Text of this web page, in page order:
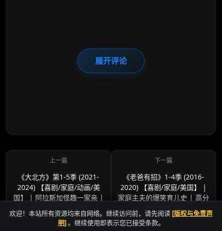
展开评论
《大北方》第1-5季 (2021-
2024) 【喜剧/家庭/动画/美
国】 | 阿拉斯加怪趣一家亲 |
治愈系成人动画神作
《老爸有招》1-4季 (2016-
2020) 【喜剧/家庭/美国】 |
家庭主夫的爆笑育儿史 | 高分
家庭情景喜剧
欢迎！本站所有资源均来自网络。继续访问前，请先阅读 [版权与免责声
明]。继续使用即表示您已接受条款。